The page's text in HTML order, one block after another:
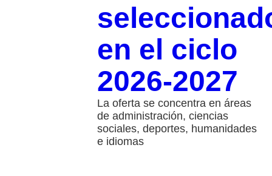
en el ciclo
2026-2027
La oferta se concentra en áreas
de administración, ciencias
sociales, deportes, humanidades
e idiomas